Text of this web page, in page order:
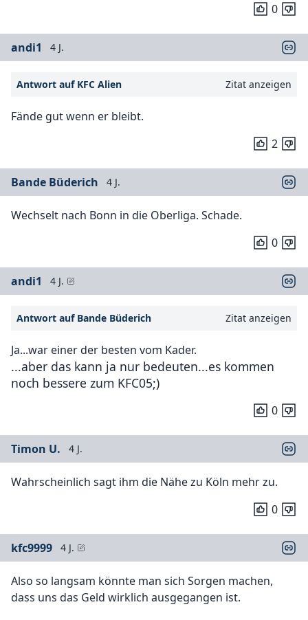
0
andi1 4 J.
Antwort auf KFC Alien Zitat anzeigen
Fände gut wenn er bleibt.
2
Bande Büderich 4 J.
Wechselt nach Bonn in die Oberliga. Schade.
0
andi1 4 J.
Antwort auf Bande Büderich Zitat anzeigen
Ja...war einer der besten vom Kader.
...aber das kann ja nur bedeuten...es kommen
noch bessere zum KFC05;)
0
Timon U. 4 J.
Wahrscheinlich sagt ihm die Nähe zu Köln mehr zu.
0
kfc9999 4 J.
Also so langsam könnte man sich Sorgen machen,
dass uns das Geld wirklich ausgegangen ist.